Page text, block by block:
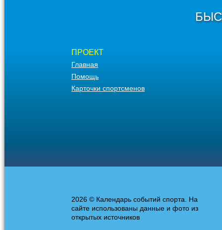
ПРОЕКТ
Главная
Помощь
Карточки спортсменов
2026 © Календарь событий спорта. На
сайте использованы данные и фото из
открытых источников